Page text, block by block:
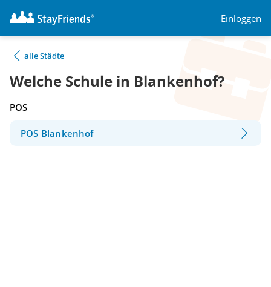
Einloggen
alle Städte
Welche Schule in Blankenhof?
POS
POS Blankenhof